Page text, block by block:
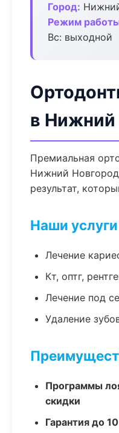
Город:
Режим
Вс: выходной
в Нижний
Премиальная
Нижний
результат,
Наши услуги
Лечение
Кт, оптг,
Лечение под
Удаление
Программы
скидки
Гарантия до